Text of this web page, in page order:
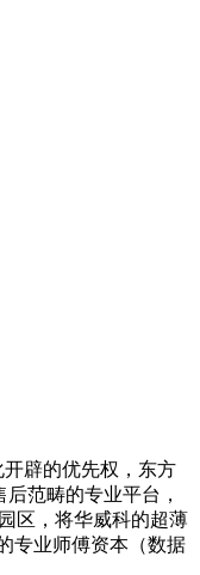
辟的优先权，东方
范畴的专业平台，
区，将华威科的超薄
专业师傅资本（数据